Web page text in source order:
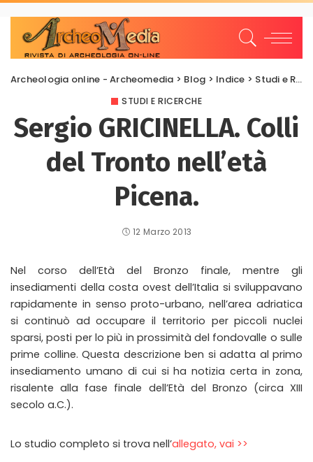
Archeologia online - Archeomedia > Blog > Indice > Studi e Ricerche
STUDI E RICERCHE
Sergio GRICINELLA. Colli
del Tronto nell’età
Picena.
12 Marzo 2013
Nel corso dell’Età del Bronzo finale, mentre gli
insediamenti della costa ovest dell’Italia si sviluppavano
rapidamente in senso proto-urbano, nell’area adriatica
si continuò ad occupare il territorio per piccoli nuclei
sparsi, posti per lo più in prossimità del fondovalle o sulle
prime colline. Questa descrizione ben si adatta al primo
insediamento umano di cui si ha notizia certa in zona,
risalente alla fase finale dell’Età del Bronzo (circa XIII
secolo a.C.).
Lo studio completo si trova nell’allegato, vai >>